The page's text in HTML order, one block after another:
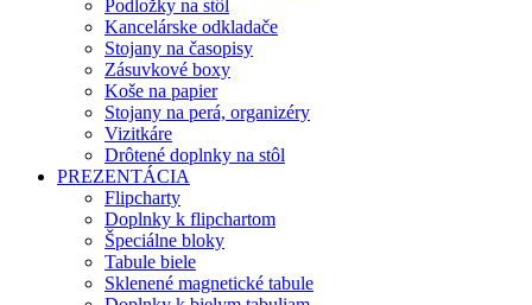
Podložky na stôl
Kancelárske odkladače
Stojany na časopisy
Zásuvkové boxy
Koše na papier
Stojany na perá, organizéry
Vizitkáre
Drôtené doplnky na stôl
PREZENTÁCIA
Flipcharty
Doplnky k flipchartom
Špeciálne bloky
Tabule biele
Sklenené magnetické tabule